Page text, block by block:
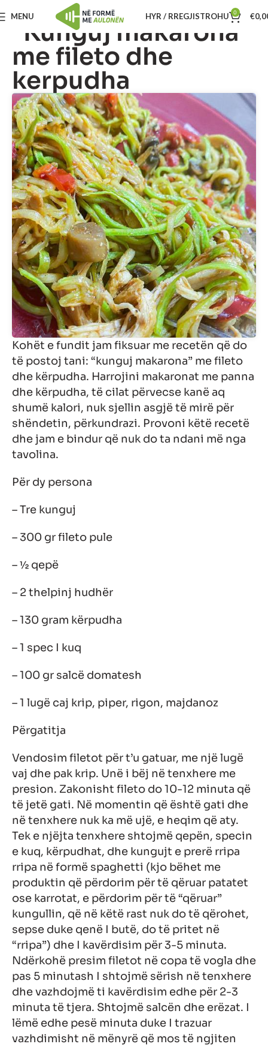
MENU HYR / RREGJISTROHU 0 €
“Kunguj makarona”
me fileto dhe
kerpudha
Kohët e fundit jam fiksuar me recetën që do
të postoj tani: “kunguj makarona” me fileto
dhe kërpudha. Harrojini makaronat me panna
dhe kërpudha, të cilat përvecse kanë aq
shumë kalori, nuk sjellin asgjë të mirë për
shëndetin, përkundrazi. Provoni këtë recetë
dhe jam e bindur që nuk do ta ndani më nga
tavolina.
Për dy persona
– Tre kunguj
– 300 gr fileto pule
– ½ qepë
– 2 thelpinj hudhër
– 130 gram kërpudha
– 1 spec I kuq
– 100 gr salcë domatesh
– 1 lugë caj krip, piper, rigon, majdanoz
Përgatitja
Vendosim filetot për t’u gatuar, me një lugë
vaj dhe pak krip. Unë i bëj në tenxhere me
presion. Zakonisht fileto do 10-12 minuta që
të jetë gati. Në momentin që është gati dhe
në tenxhere nuk ka më ujë, e heqim që aty.
Tek e njëjta tenxhere shtojmë qepën, specin
e kuq, kërpudhat, dhe kungujt e prerë rripa
rripa në formë spaghetti (kjo bëhet me
produktin që përdorim për të qëruar patatet
ose karrotat, e përdorim për të “qëruar”
kungullin, që në këtë rast nuk do të qërohet,
sepse duke qenë I butë, do të pritet në
“rripa”) dhe I kavërdisim për 3-5 minuta.
Ndërkohë presim filetot në copa të vogla dhe
pas 5 minutash I shtojmë sërish në tenxhere
dhe vazhdojmë ti kavërdisim edhe për 2-3
minuta të tjera. Shtojmë salcën dhe erëzat. I
lëmë edhe pesë minuta duke I trazuar
vazhdimisht në mënyrë që mos të ngjiten